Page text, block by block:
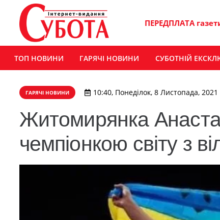
ПЕРЕДПЛАТА
ТОП НОВИНИ ГАРЯЧІ НОВИНИ СУБОТНІЙ
ГАРЯЧІ НОВИНИ 10:40, Понеділок, 8 Листопада, 2021
Житомирянка
чемпіонкою світу з